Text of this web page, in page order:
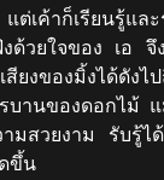
ต่เค้าก็เรียนรู้แล
งด้วยใจของ เอ
ยงของมิ้งได้ดังไ
รบานของดอกไม้
มสวยงาม รับรู้ไ
ขึ้น